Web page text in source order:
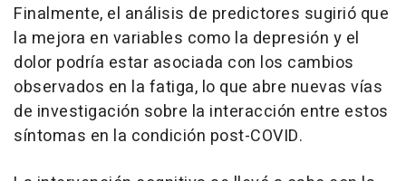
Finalmente, el análisis de predictores sugirió que
la mejora en variables como la depresión y el
dolor podría estar asociada con los cambios
observados en la fatiga, lo que abre nuevas vías
de investigación sobre la interacción entre estos
síntomas en la condición post-COVID.